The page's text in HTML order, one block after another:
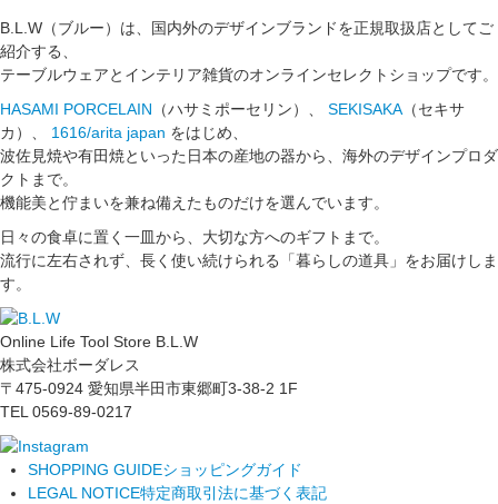
B.L.W（ブルー）は、国内外のデザインブランドを正規取扱店としてご
紹介する、
テーブルウェアとインテリア雑貨のオンラインセレクトショップです。
HASAMI PORCELAIN （ハサミポーセリン）、 SEKISAKA（セキサ
カ）、 1616/arita japan をはじめ、
波佐見焼や有田焼といった日本の産地の器から、海外のデザインプロダ
クトまで。
機能美と佇まいを兼ね備えたものだけを選んでいます。
日々の食卓に置く一皿から、大切な方へのギフトまで。
流行に左右されず、長く使い続けられる「暮らしの道具」をお届けしま
す。
Online Life Tool Store B.L.W
株式会社ボーダレス
〒475-0924 愛知県半田市東郷町3-38-2 1F
TEL 0569-89-0217
SHOPPING GUIDEショッピングガイド
LEGAL NOTICE特定商取引法に基づく表記